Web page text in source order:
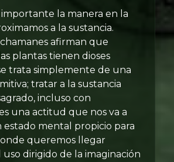
importante la manera en la
a la sustancia.
afirman que
plantas tienen dioses
trata simplemente de una
tratar a la sustancia
incluso con
una actitud que nos va a
estado mental propicio para
queremos llegar
dirigido de la imaginación